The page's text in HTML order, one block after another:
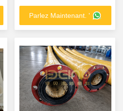
en poudre de charbon
dans les centrales
électriques
Parlez Maintenant. '